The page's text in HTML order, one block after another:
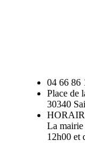
04 66 86
Place de
30340
La mairie
12h00 et